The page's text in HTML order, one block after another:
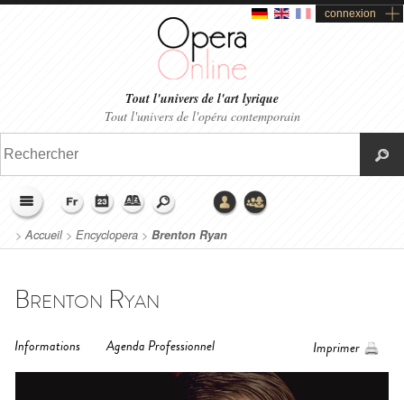
connexion
Tout l'univers de l'art lyrique
Tout l'univers de l'opéra contemporain
>Accueil> Encyclopera > Brenton Ryan
Brenton Ryan
Informations Agenda Professionnel Imprimer